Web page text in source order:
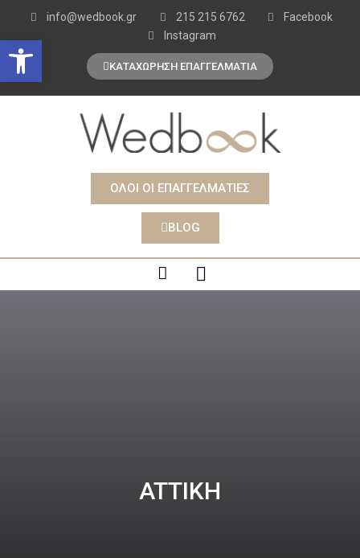
info@wedbook.gr 215 215 6762
Facebook
Instagram
ΚΑΤΑΧΩΡΗΣΗ ΕΠΑΓΓΕΛΜΑΤΙΑ
ΟΛΟΙ ΟΙ ΕΠΑΓΓΕΛΜΑΤΙΕΣ
BLOG
ATTIKH
Open toolbar